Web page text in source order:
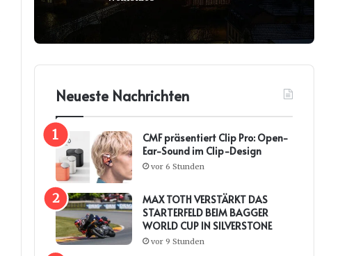
Neueste Nachrichten
CMF präsentiert Clip Pro: Open-
Ear-Sound im Clip-Design
vor 6 Stunden
MAX TOTH VERSTÄRKT DAS
STARTERFELD BEIM BAGGER
WORLD CUP IN SILVERSTONE
vor 9 Stunden